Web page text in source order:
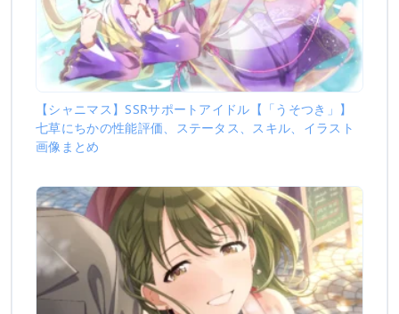
【シャニマス】SSRサポートアイドル【「うそつき」】
七草にちかの性能評価、ステータス、スキル、イラスト
画像まとめ